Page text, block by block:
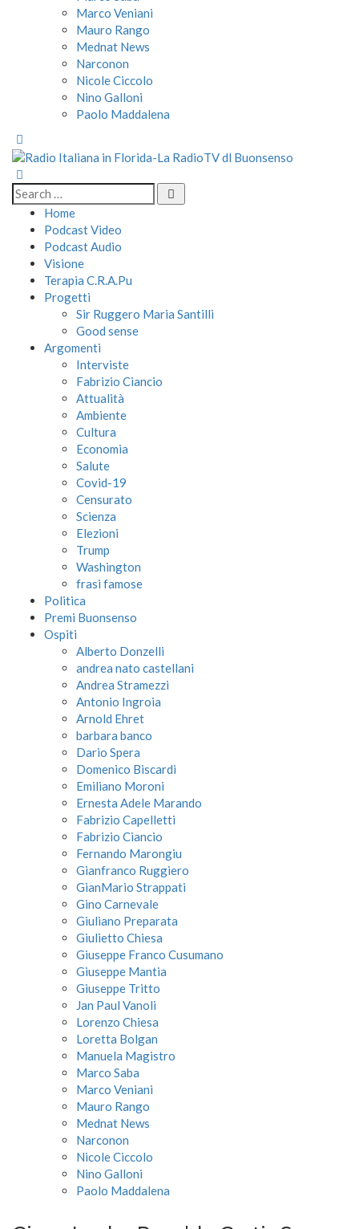
Marco Veniani
Mauro Rango
Mednat News
Narconon
Nicole Ciccolo
Nino Galloni
Paolo Maddalena
Home
Podcast Video
Podcast Audio
Visione
Terapia C.R.A.Pu
Progetti
Sir Ruggero Maria Santilli
Good sense
Argomenti
Interviste
Fabrizio Ciancio
Attualità
Ambiente
Cultura
Economia
Salute
Covid-19
Censurato
Scienza
Elezioni
Trump
Washington
frasi famose
Politica
Premi Buonsenso
Ospiti
Alberto Donzelli
andrea nato castellani
Andrea Stramezzi
Antonio Ingroia
Arnold Ehret
barbara banco
Dario Spera
Domenico Biscardi
Emiliano Moroni
Ernesta Adele Marando
Fabrizio Capelletti
Fabrizio Ciancio
Fernando Marongiu
Gianfranco Ruggiero
GianMario Strappati
Gino Carnevale
Giuliano Preparata
Giulietto Chiesa
Giuseppe Franco Cusumano
Giuseppe Mantia
Giuseppe Tritto
Jan Paul Vanoli
Lorenzo Chiesa
Loretta Bolgan
Manuela Magistro
Marco Saba
Marco Veniani
Mauro Rango
Mednat News
Narconon
Nicole Ciccolo
Nino Galloni
Paolo Maddalena